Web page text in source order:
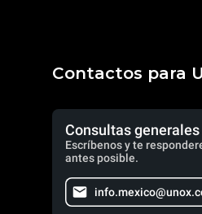
Contactos para
Consultas generales
Escríbenos y te
antes posible.